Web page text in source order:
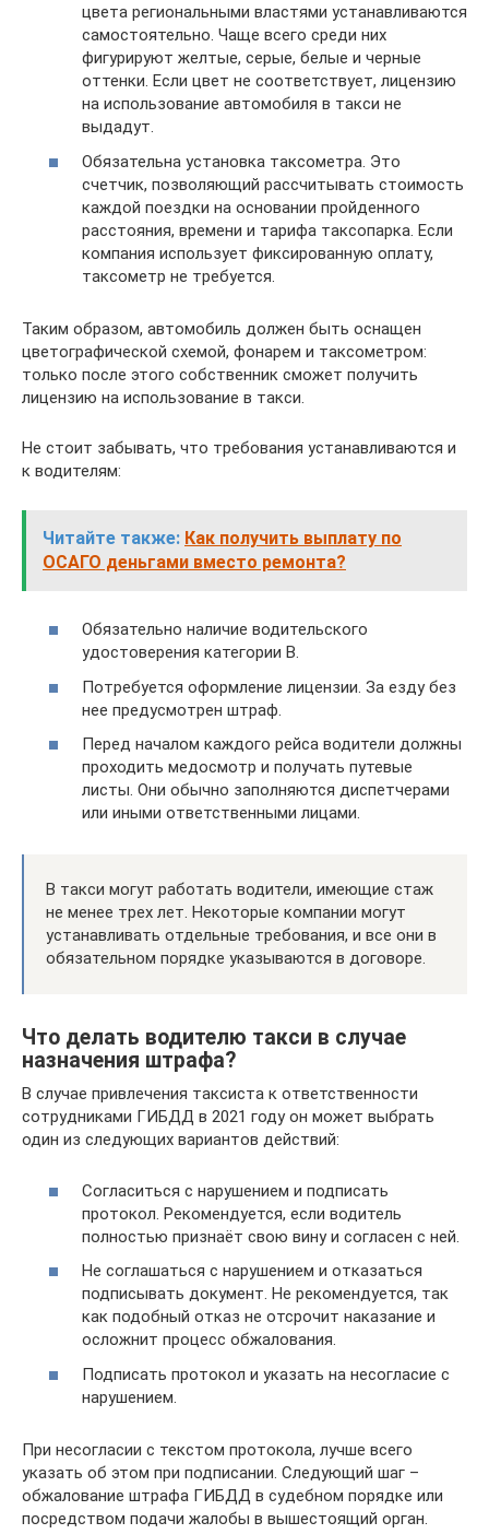
цвета региональными властями устанавливаются
самостоятельно. Чаще всего среди них
фигурируют желтые, серые, белые и черные
оттенки. Если цвет не соответствует, лицензию
на использование автомобиля в такси не
выдадут.
Обязательна установка таксометра. Это
счетчик, позволяющий рассчитывать стоимость
каждой поездки на основании пройденного
расстояния, времени и тарифа таксопарка. Если
компания использует фиксированную оплату,
таксометр не требуется.
Таким образом, автомобиль должен быть оснащен
цветографической схемой, фонарем и таксометром:
только после этого собственник сможет получить
лицензию на использование в такси.
Не стоит забывать, что требования устанавливаются и
к водителям:
Читайте также: Как получить выплату по
ОСАГО деньгами вместо ремонта?
Обязательно наличие водительского
удостоверения категории В.
Потребуется оформление лицензии. За езду без
нее предусмотрен штраф.
Перед началом каждого рейса водители должны
проходить медосмотр и получать путевые
листы. Они обычно заполняются диспетчерами
или иными ответственными лицами.
В такси могут работать водители, имеющие стаж
не менее трех лет. Некоторые компании могут
устанавливать отдельные требования, и все они в
обязательном порядке указываются в договоре.
Что делать водителю такси в случае
назначения штрафа?
В случае привлечения таксиста к ответственности
сотрудниками ГИБДД в 2021 году он может выбрать
один из следующих вариантов действий:
Согласиться с нарушением и подписать
протокол. Рекомендуется, если водитель
полностью признаёт свою вину и согласен с ней.
Не соглашаться с нарушением и отказаться
подписывать документ. Не рекомендуется, так
как подобный отказ не отсрочит наказание и
осложнит процесс обжалования.
Подписать протокол и указать на несогласие с
нарушением.
При несогласии с текстом протокола, лучше всего
указать об этом при подписании. Следующий шаг –
обжалование штрафа ГИБДД в судебном порядке или
посредством подачи жалобы в вышестоящий орган.